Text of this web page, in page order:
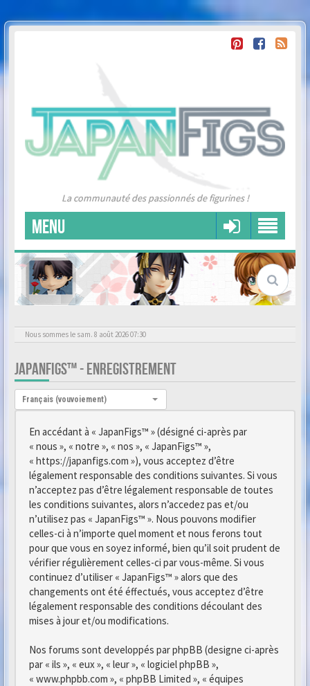
La communauté des passionnés de figurines !
MENU
Nous sommes le sam. 8 août 2026 07:30
JAPANFIGS™ - ENREGISTREMENT
Langue :
Français (vouvoiement)
En accédant à « JapanFigs™ » (désigné ci-après par
« nous », « notre », « nos », « JapanFigs™ »,
« https://japanfigs.com »), vous acceptez d’être
légalement responsable des conditions suivantes. Si vous
n’acceptez pas d’être légalement responsable de toutes
les conditions suivantes, alors n’accedez pas et/ou
n’utilisez pas « JapanFigs™ ». Nous pouvons modifier
celles-ci à n’importe quel moment et nous ferons tout
pour que vous en soyez informé, bien qu’il soit prudent de
vérifier régulièrement celles-ci par vous-même. Si vous
continuez d’utiliser « JapanFigs™ » alors que des
changements ont été éffectués, vous acceptez d’être
légalement responsable des conditions découlant des
mises à jour et/ou modifications.
Nos forums sont developpés par phpBB (designe ci-après
par « ils », « eux », « leur », « logiciel phpBB »,
« www.phpbb.com », « phpBB Limited », « équipes